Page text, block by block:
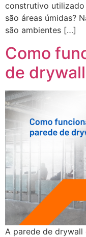
construtivo
são áreas úmidas?
são ambientes […]
Como
de drywall
A parede de